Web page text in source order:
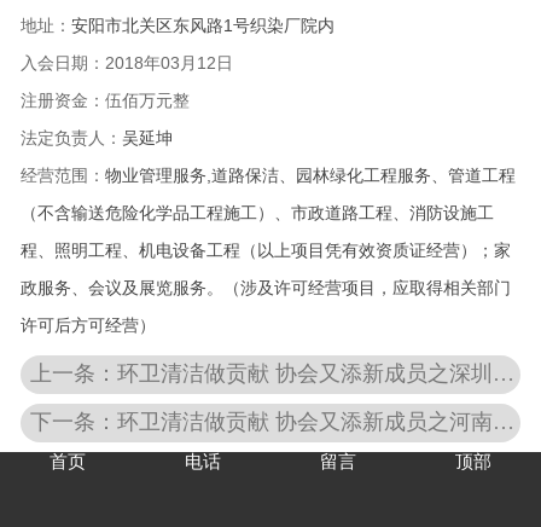
地址： 安阳市北关区东风路1号织染厂院内
入会日期： 2018年03月12日
注册资金：伍佰万元整
法定负责人： 吴延坤
经营范围： 物业管理服务,道路保洁、园林绿化工程服务、管道工程
（不含输送危险化学品工程施工）、市政道路工程、消防设施工
程、照明工程、机电设备工程（以上项目凭有效资质证经营）；家
政服务、会议及展览服务。（涉及许可经营项目，应取得相关部门
许可后方可经营）
上一条：环卫清洁做贡献 协会又添新成员之深圳市华富市政服务有限公司
下一条：环卫清洁做贡献 协会又添新成员之河南省康净清洁服务有限公司
首页 电话 留言 顶部